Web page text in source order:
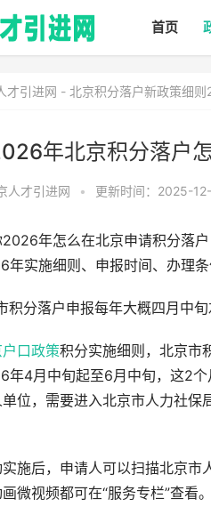
首页
才引进网 - 北京积分落户新政策细
年北京积分落户
人才引进网 • 更新时间：2025-
年怎么在北京申请积分落
年实施细则、申报时间、办理条
积分落户申报每年大概四月中
口政策积分实施细则，北京市
年4月中旬起至6月中旬，这2
位，需要进入北京市人力社保
施后，申请人可以扫描北京
微视频都可在“服务专栏”查看